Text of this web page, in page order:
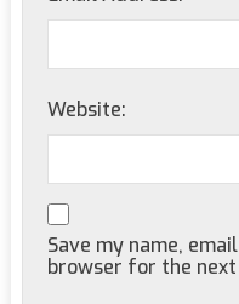
Website:
Save my name,
browser for the